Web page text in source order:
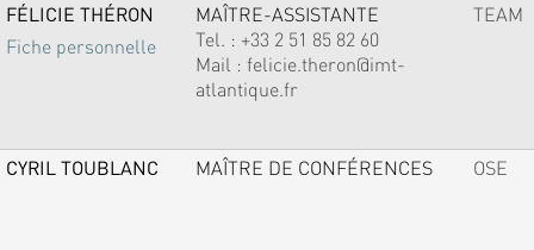
FÉLICIE THÉRON
Fiche personnelle
MAÎTRE-ASSISTANTE
Tel. : +33 2 51 85 82 60
Mail : felicie.theron@imt-
atlantique.fr
TEAM
CYRIL TOUBLANC MAÎTRE DE CONFÉRENCES OSE